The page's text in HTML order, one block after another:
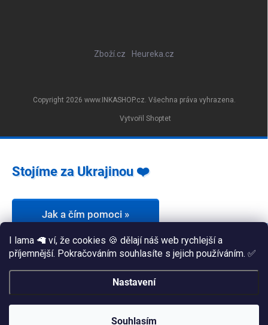
I lama 🦙 ví, že cookies 🍪 dělají náš web rychlejší a
příjemnější. Pokračováním souhlasíte s jejich používáním. ✅
Nastavení
Souhlasím
Zboží.cz Heureka.cz
Vytvořil Shoptet
Copyright 2026 www.INKASHOP.cz. Všechna práva vyhrazena.
Stojíme za Ukrajinou ❤️
Jak a čím pomoci »